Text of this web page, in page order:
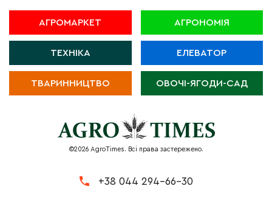
АГРОМАРКЕТ АГРОНОМІЯ
ТЕХНІКА ЕЛЕВАТОР
ТВАРИННИЦТВО ОВОЧІ-ЯГОДИ-САД
©2026 AgroTimes. Всі права застережено.
+38 044 294-66-30